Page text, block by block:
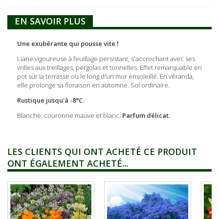
EN SAVOIR PLUS
Une exubérante qui pousse vite !
Liane vigoureuse à feuillage persistant, s'accrochant avec ses
vrilles aux treillages, pergolas et tonnelles. Effet remarquable en
pot sur la terrasse ou le long d'un mur ensoleillé. En véranda,
elle prolonge sa floraison en automne. Sol ordinaire.
Rustique jusqu'à -8°C.
Blanche, couronne mauve et blanc. Parfum délicat.
LES CLIENTS QUI ONT ACHETÉ CE PRODUIT
ONT ÉGALEMENT ACHETÉ...